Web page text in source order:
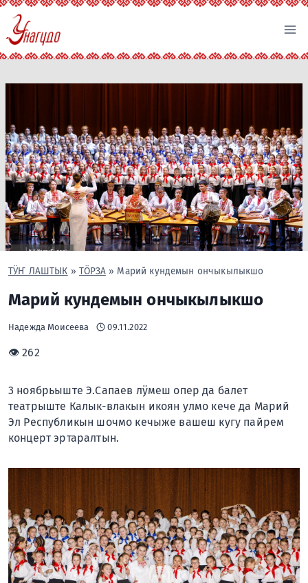
Перейти
содержимому
ТӰҤ ЛАШТЫК »ТӦРЗА» Марий кундемын ончыкылыкшо
Марий кундемын ончыкылыкшо
Надежда Моисеева 09.11.2022
👁 262
3 ноябрьыште Э.Сапаев лӱмеш опер да балет
театрыште Калык-влакын икоян улмо кече да Марий
Эл Республикын шочмо кечыже вашеш кугу пайрем
концерт эртаралтын.